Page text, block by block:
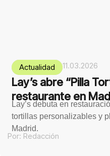
Actualidad 11.03.2026
Lay’s abre “Pilla
restaurante en
Lay’s debuta en
tortillas personalizables y
Madrid.
Por: Redacción